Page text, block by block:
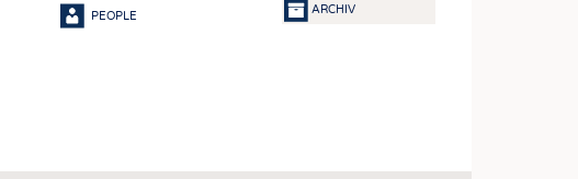
VLIESSTOFFE
PEOPLE ARCHIV